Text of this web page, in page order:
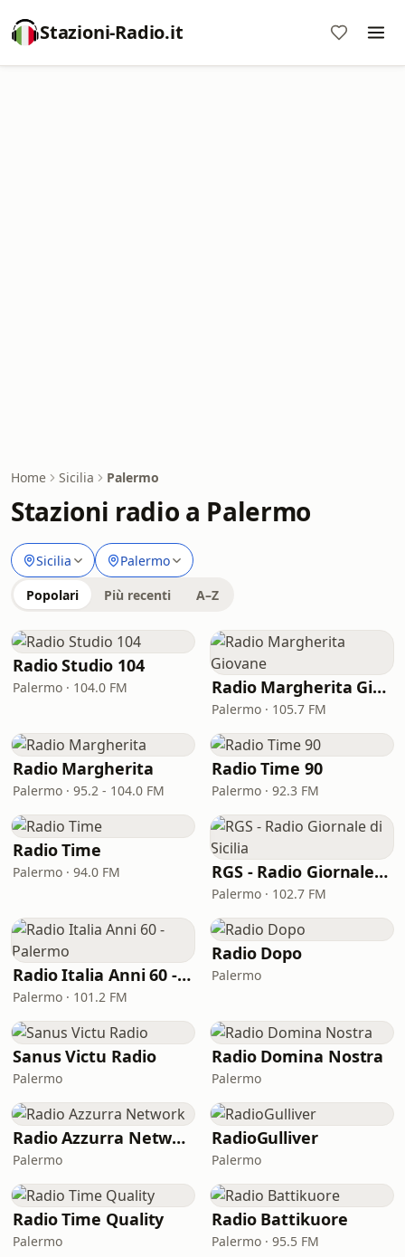
Stazioni-Radio.it
Home Sicilia Palermo
Stazioni radio a Palermo
Sicilia Palermo
Popolari Più recenti A–Z
Radio Studio 104
Palermo · 104.0 FM Radio Margherita Giovane
Palermo · 105.7 FM
Radio Margherita
Palermo · 95.2 - 104.0 FM
Radio Time 90
Palermo · 92.3 FM
Radio Time
Palermo · 94.0 FM RGS - Radio Giornale di Sicilia
Palermo · 102.7 FM
Radio Italia Anni 60 - Palermo
Palermo · 101.2 FM
Radio Dopo
Palermo
Sanus Victu Radio
Palermo
Radio Domina Nostra
Palermo
Radio Azzurra Network
Palermo
RadioGulliver
Palermo
Radio Time Quality
Palermo
Radio Battikuore
Palermo · 95.5 FM